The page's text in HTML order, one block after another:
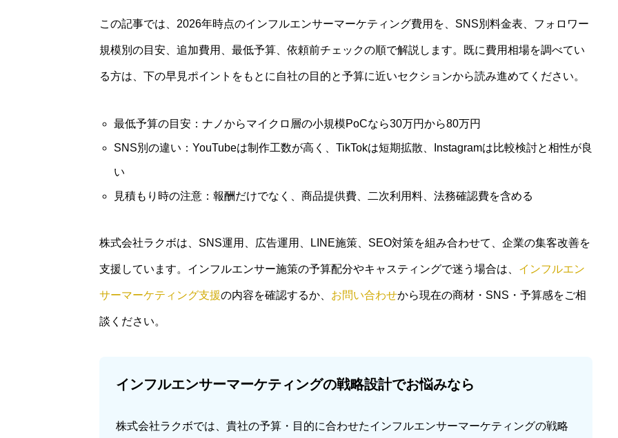
導入事例
セミナー
この記事では、2026年時点のインフルエンサーマーケティング費用を、SNS別料金表、フォロワー
規模別の目安、追加費用、最低予算、依頼前チェックの順で解説します。既に費用相場を調べてい
る方は、下の早見ポイントをもとに自社の目的と予算に近いセクションから読み進めてください。
最低予算の目安：ナノからマイクロ層の小規模PoCなら30万円から80万円
SNS別の違い：YouTubeは制作工数が高く、TikTokは短期拡散、Instagramは比較検討と相性が良
い
見積もり時の注意：報酬だけでなく、商品提供費、二次利用料、法務確認費を含める
株式会社ラクボは、SNS運用、広告運用、LINE施策、SEO対策を組み合わせて、企業の集客改善を
支援しています。インフルエンサー施策の予算配分やキャスティングで迷う場合は、 インフルエン
サーマーケティング支援の内容を確認するか、 お問い合わせから現在の商材・SNS・予算感をご相
談ください。
インフルエンサーマーケティングの戦略設計でお悩みなら
株式会社ラクボでは、貴社の予算・目的に合わせたインフルエンサーマーケティングの戦略